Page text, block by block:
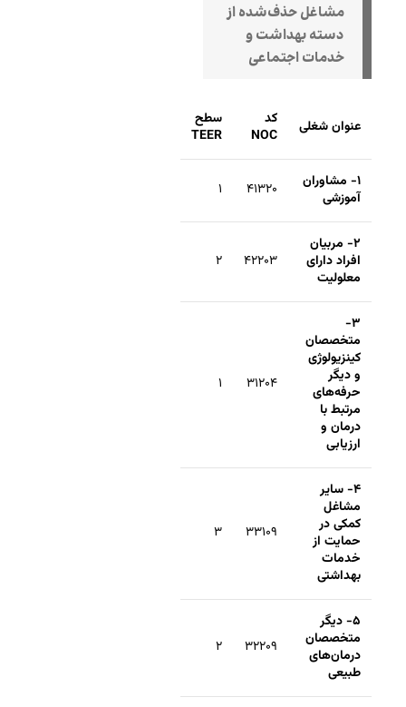
مشاغل حذف‌شده از
دسته بهداشت و
خدمات اجتماعی
عنوان شغلی
کد
NOC
سطح
TEER
۱- مشاوران
آموزشی
۴۱۳۲۰ ۱
۲- مربیان
افراد دارای
معلولیت
۴۲۲۰۳ ۲
۳-
متخصصان
کینزیولوژی
و دیگر
حرفه‌های
مرتبط با
درمان و
ارزیابی
۳۱۲۰۴ ۱
۴- سایر
مشاغل
کمکی در
حمایت از
خدمات
بهداشتی
۳۳۱۰۹ ۳
۵- دیگر
متخصصان
درمان‌های
طبیعی
۳۲۲۰۹ ۲